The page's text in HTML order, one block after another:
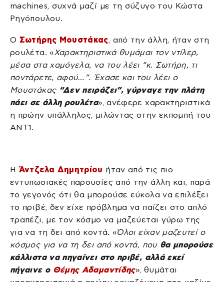
machines, συχνά μαζί με τη σύζυγο του Κώστα
Ρηγόπουλου.
Ο Σωτήρης Μουστάκας, από την άλλη, ήταν στη
ρουλέτα. «Χαρακτηριστικά θυμάμαι τον ντίλερ,
μέσα στα χαμόγελα, να του λέει “κ. Σωτήρη, τι
ποντάρετε, αφού…”. Έχασε και του λέει ο
Μουστάκας “Δεν πειράζει”, γύρναγε την πλάτη
πάει σε άλλη ρουλέτα», ανέφερε χαρακτηριστικά
η πρώην υπάλληλος, μιλώντας στην εκπομπή του
ΑΝΤ1.
Η Άντζελα Δημητρίου ήταν από τις πιο
εντυπωσιακές παρουσίες από την άλλη και, παρά
το γεγονός ότι θα μπορούσε εύκολα να επιλέξει
το πριβέ, δεν είχε πρόβλημα να παίζει στο απλό
τραπέζι, με τον κόσμο να μαζεύεται γύρω της
για να τη δει από κοντά. «Όλοι είχαν μαζευτεί ο
κόσμος για να τη δει από κοντά, που θα μπορούσε
κάλλιστα να πηγαίνει στο πριβέ, αλλά εκεί
πήγαινε ο Θέμης Αδαμαντίδης», θυμάται